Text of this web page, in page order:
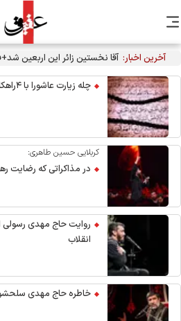
آخرین اخبار: آقا نخستین زائر این اربعین
چله زیارت عاشورا با ۴راهکارِ خاص
کربلایی حسین طاهری:
در مذاکراتی که رضایت
روایت حاج مهدی رسولی
انقلاب
خاطره حاج مهدی سلحشور